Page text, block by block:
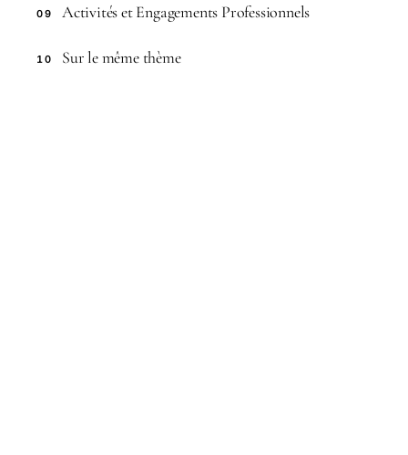
09 Activités et Engagements Professionnels
10 Sur le même thème